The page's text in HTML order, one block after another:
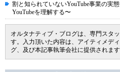
割と知られていないYouTube事業の実
YouTubeを理解する〜
オルタナティブ・ブログは、専門スタ
す。入力頂いた内容は、アイティメデ
グ、及び本記事執筆会社に提供されます